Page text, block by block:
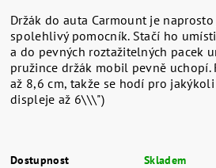
Držák do auta Carmount je
spolehlivý pomocník. Stačí ho
a do pevných roztažitelných pacek
pružince držák mobil pevně uchopí.
až 8,6 cm, takže se hodí pro
displeje až 6\\\")
Dostupnost Skladem